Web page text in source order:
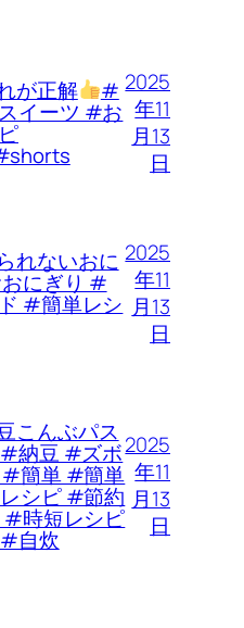
が正解 #
イーツ #お
2025
年11
月13
日
れないおに
にぎり #
#簡単レシ
2025
年11
月13
日
こんぶパス
納豆 #ズボ
#簡単 #簡単
シピ #節約
時短レシピ
自炊
2025
年11
月13
日